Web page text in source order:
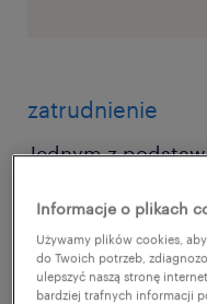
zatrudnienie
Jednym z
pracowników,
realizować cele
Informacje o plikach
Używamy plików cookies,
do Twoich potrzeb,
ulepszyć naszą stronę
bardziej trafnych informacji